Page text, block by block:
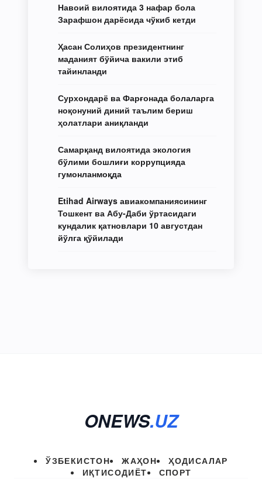
Навоий вилоятида 3 нафар бола
Зарафшон дарёсида чўкиб кетди
Ҳасан Солиҳов президентнинг
маданият бўйича вакили этиб
тайинланди
Сурхондарё ва Фарғонада болаларга
ноқонуний диний таълим бериш
ҳолатлари аниқланди
Самарқанд вилоятида экология
бўлими бошлиғи коррупцияда
гумонланмоқда
Etihad Airways авиакомпаниясининг
Тошкент ва Абу-Даби ўртасидаги
кундалик қатновлари 10 августдан
йўлга қўйилади
ONEWS.UZ
ЎЗБЕКИСТОН ЖАҲОН
ҲОДИСАЛАР
ИҚТИСОДИЁТ
СПОРТ